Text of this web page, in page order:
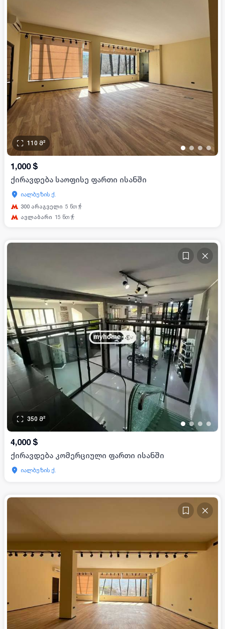
•• ••
110 მ²
1,000 $
ქირავდება საოფისე ფართი ისანში
იალბუზის ქ.
300 არაგველი 5 წთ
ავლაბარი 15 წთ
•• • •
350 მ²
4,000 $
ქირავდება კომერციული ფართი ისანში
იალბუზის ქ.